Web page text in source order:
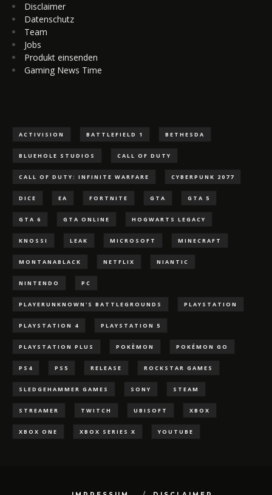
Disclaimer
Datenschutz
Team
Jobs
Produkt einsenden
Gaming News Time
ACTIVISION BATTLEFIELD 1 BETHESDA
BLUEHOLE STUDIOS CALL OF DUTY
CALL OF DUTY: INFINITE WARFARE CYBERPUNK 2077
DICE EA FORTNITE GTA GTA 5
GTA 6 GTA ONLINE HOGWARTS LEGACY
KNOSSI LEAK MICROSOFT MINECRAFT
MONTANABLACK NETFLIX NIANTIC
NINTENDO PC
PLAYERUNKNOWN'S BATTLEGROUNDS PLAYSTATION
PLAYSTATION 4 PLAYSTATION 5
PLAYSTATION PLUS POKÈMON POKÉMON GO
PS4 PS5 RELEASE ROCKSTAR GAMES
SLEDGEHAMMER GAMES SONY STEAM
STREAMER TWITCH UBISOFT XBOX
XBOX ONE XBOX SERIES X YOUTUBE